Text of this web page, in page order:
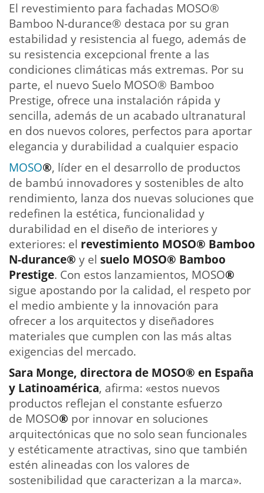
El revestimiento para fachadas MOSO®
Bamboo N-durance® destaca por su gran
estabilidad y resistencia al fuego, además de
su resistencia excepcional frente a las
condiciones climáticas más extremas. Por su
parte, el nuevo Suelo MOSO® Bamboo
Prestige, ofrece una instalación rápida y
sencilla, además de un acabado ultranatural
en dos nuevos colores, perfectos para aportar
elegancia y durabilidad a cualquier espacio
MOSO®, líder en el desarrollo de productos
de bambú innovadores y sostenibles de alto
rendimiento, lanza dos nuevas soluciones que
redefinen la estética, funcionalidad y
durabilidad en el diseño de interiores y
exteriores: el revestimiento MOSO® Bamboo
N-durance® y el suelo MOSO® Bamboo
Prestige. Con estos lanzamientos, MOSO®
sigue apostando por la calidad, el respeto por
el medio ambiente y la innovación para
ofrecer a los arquitectos y diseñadores
materiales que cumplen con las más altas
exigencias del mercado.
Sara Monge, directora de MOSO® en España
y Latinoamérica, afirma: «estos nuevos
productos reflejan el constante esfuerzo
de MOSO® por innovar en soluciones
arquitectónicas que no solo sean funcionales
y estéticamente atractivas, sino que también
estén alineadas con los valores de
sostenibilidad que caracterizan a la marca».